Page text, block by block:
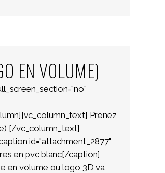
EN VOLUME)
Prenez
[/vc_column_text]
id="attachment_2877"
en pvc blanc[/caption]
en volume ou logo 3D va